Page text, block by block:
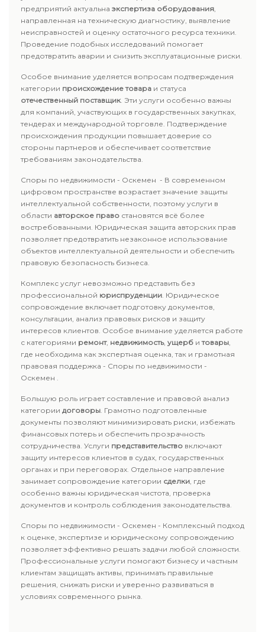
предприятий актуальна экспертиза оборудования,
направленная на техническую диагностику, выявление
неисправностей и оценку остаточного ресурса техники.
Проведение подобных исследований помогает
предотвратить аварии и снизить эксплуатационные риски.
Особое внимание уделяется вопросам подтверждения
категории происхождение товара и статуса
отечественный поставщик. Эти услуги особенно важны
для компаний, участвующих в государственных закупках,
тендерах и международной торговле. Подтверждение
происхождения продукции повышает доверие со
стороны партнеров и обеспечивает соответствие
требованиям законодательства.
Споры по недвижимости - Оскемен - В современном
цифровом пространстве возрастает значение защиты
интеллектуальной собственности, поэтому услуги в
области авторское право становятся всё более
востребованными. Юридическая защита авторских прав
позволяет предотвратить незаконное использование
объектов интеллектуальной деятельности и обеспечить
правовую безопасность бизнеса.
Комплекс услуг невозможно представить без
профессиональной юриспруденции. Юридическое
сопровождение включает подготовку документов,
консультации, анализ правовых рисков и защиту
интересов клиентов. Особое внимание уделяется работе
с категориями ремонт, недвижимость, ущерб итовары,
где необходима как экспертная оценка, так и грамотная
правовая поддержка - Споры по недвижимости -
Оскемен .
Большую роль играет составление и правовой анализ
категории договоры. Грамотно подготовленные
документы позволяют минимизировать риски, избежать
финансовых потерь и обеспечить прозрачность
сотрудничества. Услуги представительство включают
защиту интересов клиентов в судах, государственных
органах и при переговорах. Отдельное направление
занимает сопровождение категории сделки, где
особенно важны юридическая чистота, проверка
документов и контроль соблюдения законодательства.
Споры по недвижимости - Оскемен - Комплексный подход
к оценке, экспертизе и юридическому сопровождению
позволяет эффективно решать задачи любой сложности.
Профессиональные услуги помогают бизнесу и частным
клиентам защищать активы, принимать правильные
решения, снижать риски и уверенно развиваться в
условиях современного рынка.